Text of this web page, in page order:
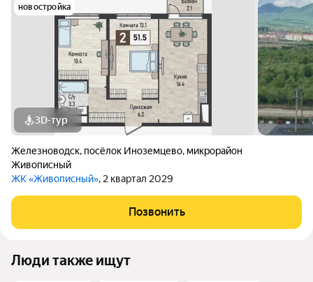
новостройка
3D-тур
Железноводск, посёлок Иноземцево, микрорайон
Живописный
ЖК «Живописный», 2 квартал 2029
Позвонить
Люди также ищут